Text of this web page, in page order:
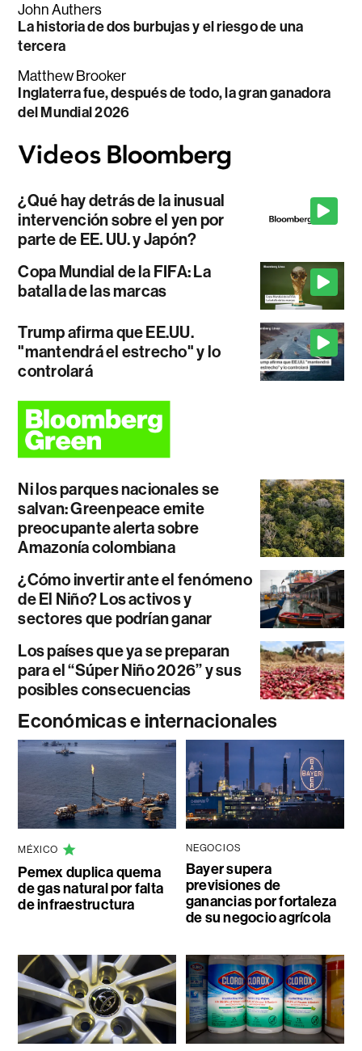
John Authers
La historia de dos burbujas y el riesgo de una
tercera
Matthew Brooker
Inglaterra fue, después de todo, la gran ganadora
del Mundial 2026
¿Qué hay detrás de la inusual
intervención sobre el yen por
parte de EE. UU. y Japón?
Copa Mundial de la FIFA: La
batalla de las marcas
Trump afirma que EE.UU.
"mantendrá el estrecho" y lo
controlará
Ni los parques nacionales se
salvan: Greenpeace emite
preocupante alerta sobre
Amazonía colombiana
¿Cómo invertir ante el fenómeno
de El Niño? Los activos y
sectores que podrían ganar
Los países que ya se preparan
para el “Súper Niño 2026” y sus
posibles consecuencias
Económicas e internacionales
MÉXICO
Pemex duplica quema
de gas natural por falta
de infraestructura
NEGOCIOS
Bayer supera
previsiones de
ganancias por fortaleza
de su negocio agrícola